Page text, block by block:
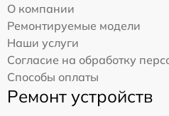
О компании
Ремонтируемые модели
Наши услуги
Согласие на обработку
Способы оплаты
Ремонт устройств